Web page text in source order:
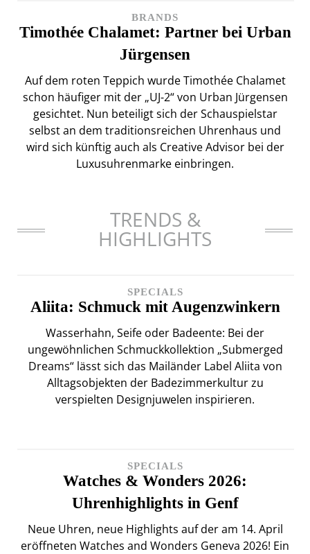
BRANDS
Timothée Chalamet: Partner bei Urban
Jürgensen
Auf dem roten Teppich wurde Timothée Chalamet
schon häufiger mit der „UJ-2“ von Urban Jürgensen
gesichtet. Nun beteiligt sich der Schauspielstar
selbst an dem traditionsreichen Uhrenhaus und
wird sich künftig auch als Creative Advisor bei der
Luxusuhrenmarke einbringen.
TRENDS &
HIGHLIGHTS
SPECIALS
Aliita: Schmuck mit Augenzwinkern
Wasserhahn, Seife oder Badeente: Bei der
ungewöhnlichen Schmuckkollektion „Submerged
Dreams“ lässt sich das Mailänder Label Aliita von
Alltagsobjekten der Badezimmerkultur zu
verspielten Designjuwelen inspirieren.
SPECIALS
Watches & Wonders 2026:
Uhrenhighlights in Genf
Neue Uhren, neue Highlights auf der am 14. April
eröffneten Watches and Wonders Geneva 2026! Ein